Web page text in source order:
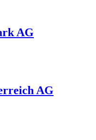
AG
AG